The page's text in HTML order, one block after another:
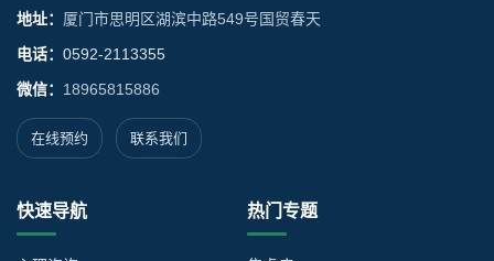
地址： 厦门市思明区湖滨中路549号国贸春天
电话： 0592-2113355
微信： 18965815886
在线预约 联系我们
快速导航 热门专题